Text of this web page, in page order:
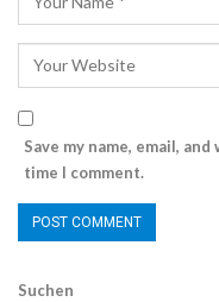
Save my name, email,
time I comment.
Suchen